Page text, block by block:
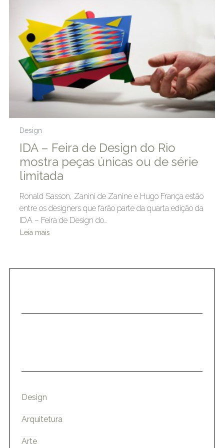
Design
IDA – Feira de Design do Rio
mostra peças únicas ou de série
limitada
Ronald Sasson, Zanini de Zanine e Hugo França estão
entre os designers que farão parte da quarta edição da
IDA – Feira de Design do…
Leia mais
Design
Arquitetura
Arte